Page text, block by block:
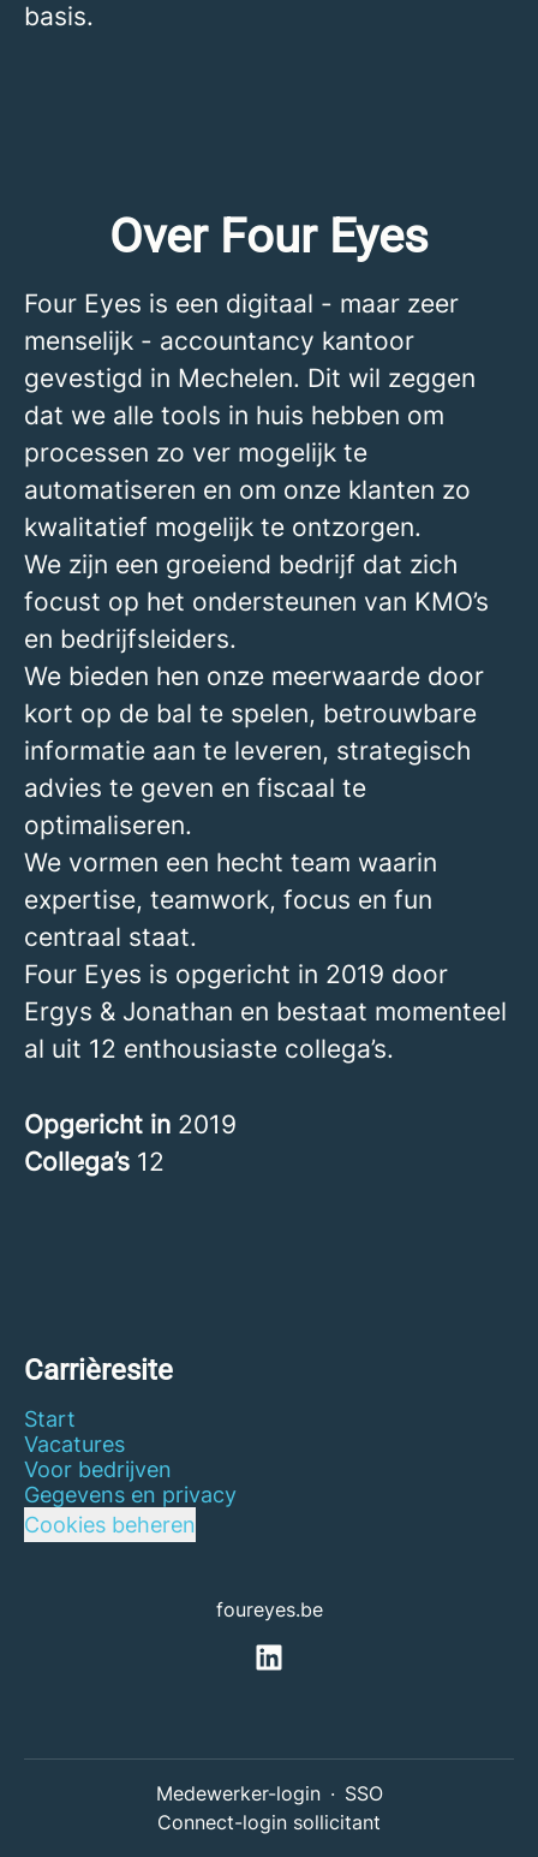
basis.
Over Four Eyes
Four Eyes is een digitaal - maar zeer
menselijk - accountancy kantoor
gevestigd in Mechelen. Dit wil zeggen
dat we alle tools in huis hebben om
processen zo ver mogelijk te
automatiseren en om onze klanten zo
kwalitatief mogelijk te ontzorgen.
We zijn een groeiend bedrijf dat zich
focust op het ondersteunen van KMO’s
en bedrijfsleiders.
We bieden hen onze meerwaarde door
kort op de bal te spelen, betrouwbare
informatie aan te leveren, strategisch
advies te geven en fiscaal te
optimaliseren.
We vormen een hecht team waarin
expertise, teamwork, focus en fun
centraal staat.
Four Eyes is opgericht in 2019 door
Ergys & Jonathan en bestaat momenteel
al uit 12 enthousiaste collega’s.
Opgericht in 2019
Collega’s 12
Carrièresite
Start
Vacatures
Voor bedrijven
Gegevens en privacy
Cookies beheren
foureyes.be
Medewerker-login · SSO
Connect-login sollicitant